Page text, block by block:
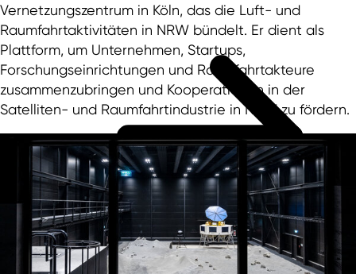
Vernetzungszentrum in Köln, das die Luft- und
Raumfahrtaktivitäten in NRW bündelt. Er dient als
Plattform, um Unternehmen, Startups,
Forschungseinrichtungen und Raumfahrtakteure
zusammenzubringen und Kooperationen in der
Satelliten- und Raumfahrtindustrie in NRW zu fördern.